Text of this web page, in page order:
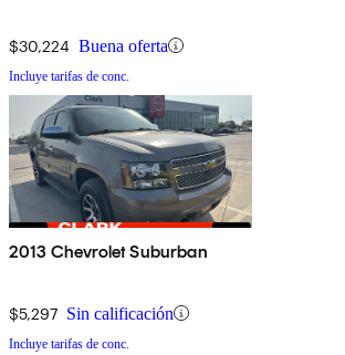
$30,224 Buena oferta
Incluye tarifas de conc.
2013 Chevrolet Suburban
$5,297 Sin calificación
Incluye tarifas de conc.